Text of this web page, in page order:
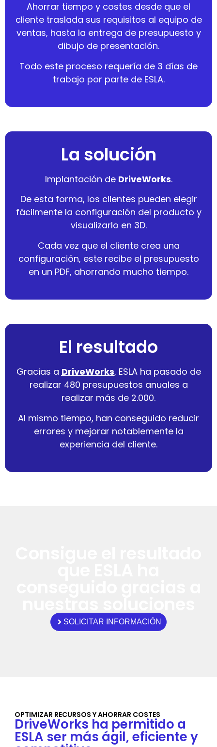
Ahorrar tiempo y costes desde que el
cliente traslada sus requisitos al equipo de
ventas, hasta la entrega de presupuesto y
dibujo de presentación.
Todo este proceso requería de 3 días de
trabajo por parte de ESLA.
La solución
Implantación de DriveWorks.
De esta forma, los clientes pueden elegir
fácilmente la configuración del producto y
visualizarlo en 3D.
Cada vez que el cliente crea una
configuración, este recibe el presupuesto
en un PDF, ahorrando mucho tiempo.
El resultado
Gracias a DriveWorks, ESLA ha pasado de
realizar 480 presupuestos anuales a
realizar más de 2.000.
Al mismo tiempo, han conseguido reducir
errores y mejorar notablemente la
experiencia del cliente.
SOLICITAR INFORMACIÓN
OPTIMIZAR RECURSOS Y AHORRAR COSTES
DriveWorks ha permitido a
ESLA ser más ágil, eficiente y